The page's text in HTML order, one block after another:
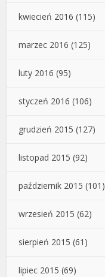
kwiecień 2016 (115)
marzec 2016 (125)
luty 2016 (95)
styczeń 2016 (106)
grudzień 2015 (127)
listopad 2015 (92)
październik 2015 (101)
wrzesień 2015 (62)
sierpień 2015 (61)
lipiec 2015 (69)